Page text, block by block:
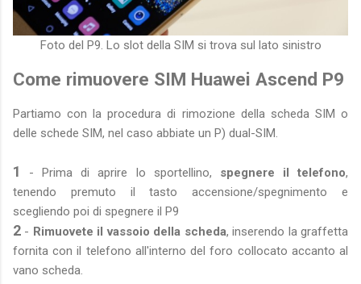
Foto del P9. Lo slot della SIM si trova sul lato sinistro
Come rimuovere SIM Huawei Ascend P9
Partiamo con la procedura di rimozione della scheda SIM o
delle schede SIM, nel caso abbiate un P) dual-SIM.
1 - Prima di aprire lo sportellino, spegnere il telefono,
tenendo premuto il tasto accensione/spegnimento e
scegliendo poi di spegnere il P9
2 - Rimuovete il vassoio della scheda, inserendo la graffetta
fornita con il telefono all'interno del foro collocato accanto al
vano scheda.